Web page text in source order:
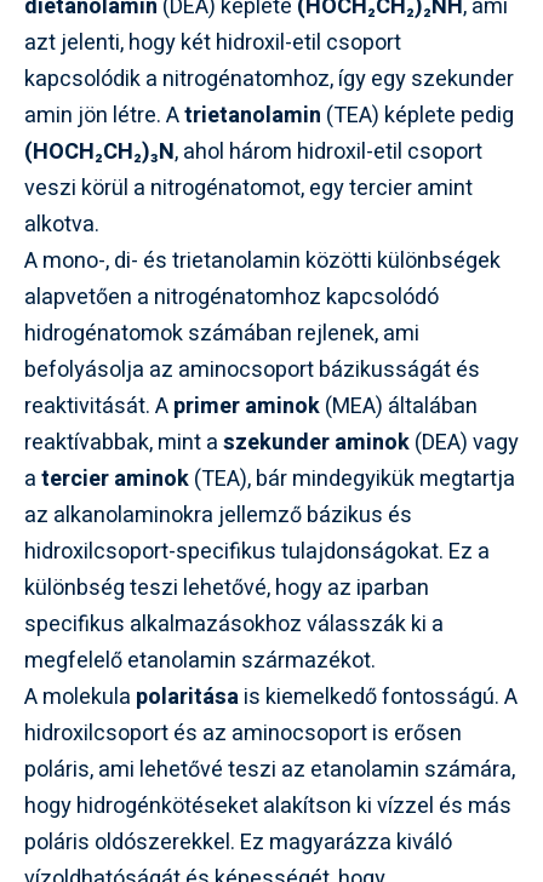
dietanolamin (DEA) képlete (HOCH₂CH₂)₂NH, ami
azt jelenti, hogy két hidroxil-etil csoport
kapcsolódik a nitrogénatomhoz, így egy szekunder
amin jön létre. Atrietanolamin (TEA) képlete pedig
(HOCH₂CH₂)₃N, ahol három hidroxil-etil csoport
veszi körül a nitrogénatomot, egy tercier amint
alkotva.
A mono-, di- és trietanolamin közötti különbségek
alapvetően a nitrogénatomhoz kapcsolódó
hidrogénatomok számában rejlenek, ami
befolyásolja az aminocsoport bázikusságát és
reaktivitását. Aprimer aminok(MEA) általában
reaktívabbak, mint aszekunder aminok(DEA) vagy
atercier aminok(TEA), bár mindegyikük megtartja
az alkanolaminokra jellemző bázikus és
hidroxilcsoport-specifikus tulajdonságokat. Ez a
különbség teszi lehetővé, hogy az iparban
specifikus alkalmazásokhoz válasszák ki a
megfelelő etanolamin származékot.
A molekula polaritásais kiemelkedő fontosságú. A
hidroxilcsoport és az aminocsoport is erősen
poláris, ami lehetővé teszi az etanolamin számára,
hogy hidrogénkötéseket alakítson ki vízzel és más
poláris oldószerekkel. Ez magyarázza kiváló